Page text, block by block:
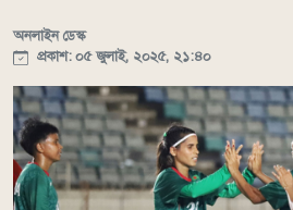
অনলাইন ডেস্ক
প্রকাশ: ০৫ জুলাই, ২০২৫, ২১:৪০